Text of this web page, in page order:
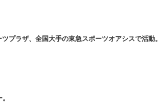
プラザ、全国大手の東急スポーツオアシスで活動。